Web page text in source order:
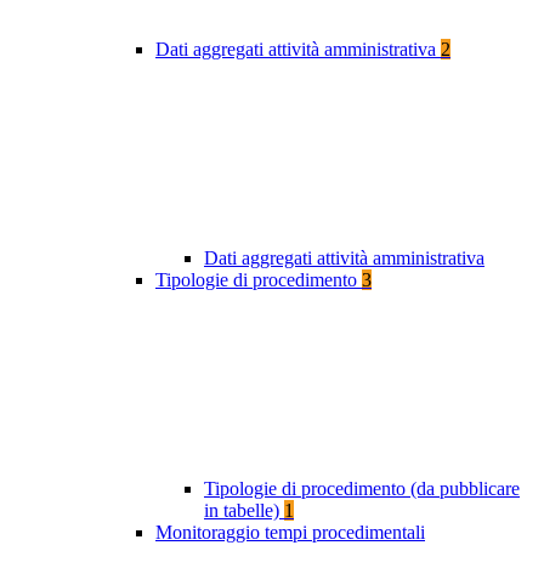
Dati aggregati attività amministrativa 2
Dati aggregati attività amministrativa
Tipologie di procedimento 3
Tipologie di procedimento (da pubblicare
in tabelle) 1
Monitoraggio tempi procedimentali